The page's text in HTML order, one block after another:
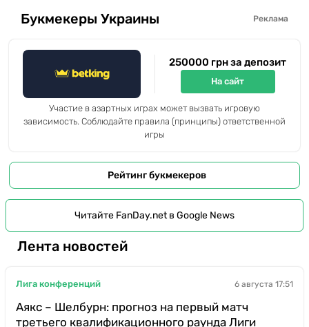
Букмекеры Украины Реклама
250000 грн за депозит
На сайт
Участие в азартных играх может вызвать игровую
зависимость. Соблюдайте правила (принципы) ответственной
игры
Рейтинг букмекеров
Читайте FanDay.net в Google News
Лента новостей
Лига конференций 6 августа 17:51
Аякс – Шелбурн: прогноз на первый матч
третьего квалификационного раунда Лиги